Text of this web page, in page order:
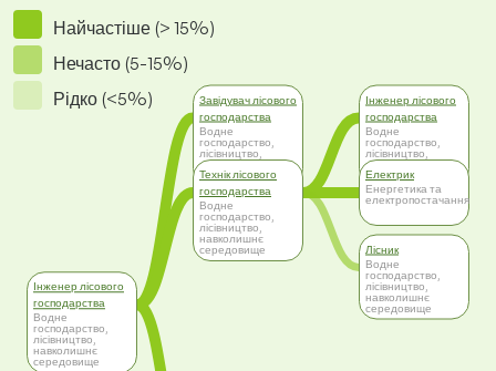
Найчастіше (> 15%)
Нечасто (5-15%)
Рідко (<5%)
Інженер лісового
господарства
Водне
господарство,
лісівництво,
навколишнє
середовище
Завідувач лісового
господарства
Водне
господарство,
лісівництво,
навколишнє
середовище
Технік лісового
господарства
Водне
господарство,
лісівництво,
навколишнє
середовище
Інженер лісового
господарства
Водне
господарство,
лісівництво,
навколишнє
середовище
Електрик
Енергетика та
електропостачання
Лісник
Водне
господарство,
лісівництво,
навколишнє
середовище